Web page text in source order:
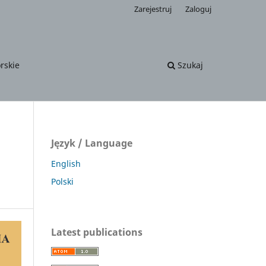
Szukaj
Zarejestruj Zaloguj
Język / Language
English
Polski
Latest publications